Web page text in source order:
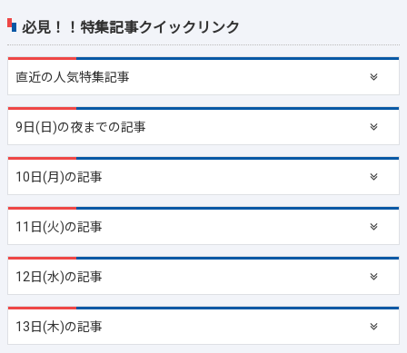
必見！！特集記事クイックリンク
直近の人気特集記事
9日(日)の夜までの記事
10日(月)の記事
11日(火)の記事
12日(水)の記事
13日(木)の記事